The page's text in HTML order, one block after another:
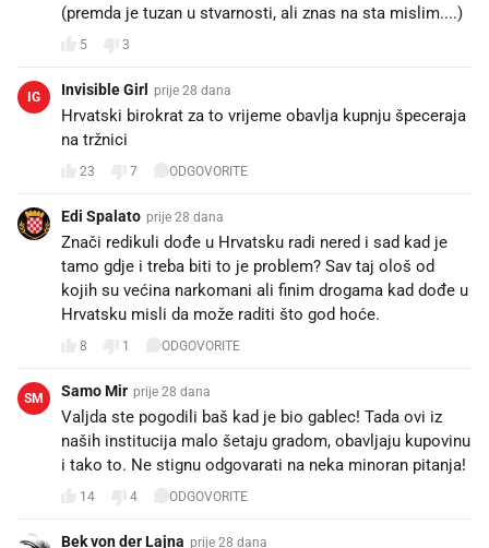
(premda je tuzan u stvarnosti, ali znas na sta mislim....)
5 3
IG Invisible Girl prije 28 dana
Hrvatski birokrat za to vrijeme obavlja kupnju špeceraja
na tržnici
23 7 ODGOVORITE
Edi Spalato prije 28 dana
Znači redikuli dođe u Hrvatsku radi nered i sad kad je
tamo gdje i treba biti to je problem? Sav taj ološ od
kojih su većina narkomani ali finim drogama kad dođe u
Hrvatsku misli da može raditi što god hoće.
8 1 ODGOVORITE
SM Samo Mir prije 28 dana
Valjda ste pogodili baš kad je bio gablec! Tada ovi iz
naših institucija malo šetaju gradom, obavljaju kupovinu
i tako to. Ne stignu odgovarati na neka minoran pitanja!
14 4 ODGOVORITE
Bek von der Lajna prije 28 dana